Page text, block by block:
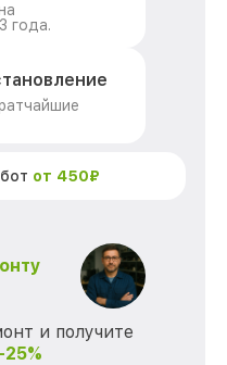
года.
от 450₽
и получите